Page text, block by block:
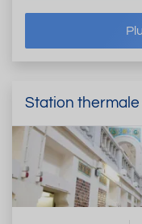
Station